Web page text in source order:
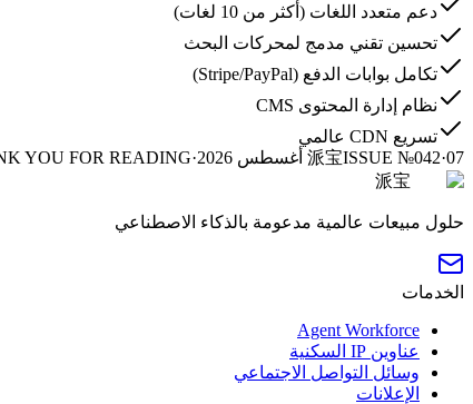
دعم متعدد اللغات (أكثر من 10 لغات)
تحسين تقني مدمج لمحركات البحث
تكامل بوابات الدفع (Stripe/PayPal)
نظام إدارة المحتوى CMS
تسريع CDN عالمي
派宝ISSUE №042·07 أغسطس 2026 ·
YOU FOR READING
派宝
حلول مبيعات عالمية مدعومة بالذكاء الاصطناعي
الخدمات
Agent Workforce
عناوين IP السكنية
وسائل التواصل الاجتماعي
الإعلانات